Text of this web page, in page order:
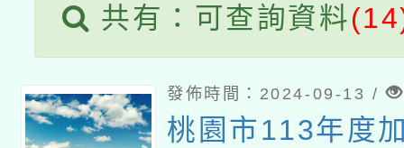
共有：可查詢資料
發佈時間：2024-09-13 /
桃園市113年度